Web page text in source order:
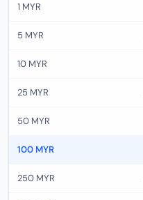
1 MYR
5 MYR
10 MYR
25 MYR
50 MYR
100 MYR
250 MYR